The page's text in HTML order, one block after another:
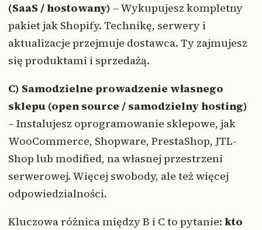
(SaaS / hostowany) – Wykupujesz kompletny
pakiet jak Shopify. Technikę, serwery i
aktualizacje przejmuje dostawca. Ty zajmujesz
się produktami i sprzedażą.
C) Samodzielne prowadzenie własnego
sklepu (open source / samodzielny hosting)
– Instalujesz oprogramowanie sklepowe, jak
WooCommerce, Shopware, PrestaShop, JTL-
Shop lub modified, na własnej przestrzeni
serwerowej. Więcej swobody, ale też więcej
odpowiedzialności.
Kluczowa różnica między B i C to pytanie: kto